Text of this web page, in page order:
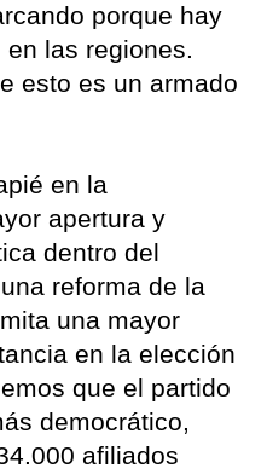
porque hay
las regiones.
esto es un armado
en la
apertura y
dentro del
reforma de la
una mayor
en la elección
que el partido
democrático,
afiliados